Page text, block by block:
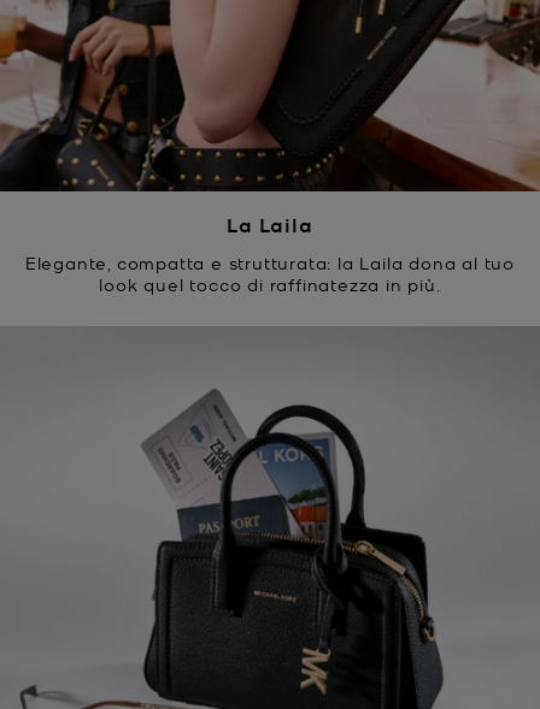
La Laila
Elegante, compatta e strutturata: la Laila dona al tuo
look quel tocco di raffinatezza in più.